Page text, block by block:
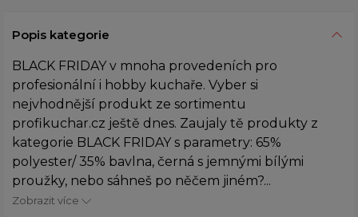
Popis kategorie
BLACK FRIDAY v mnoha provedeních pro
profesionální i hobby kuchaře. Vyber si
nejvhodnější produkt ze sortimentu
profikuchar.cz ještě dnes. Zaujaly tě produkty z
kategorie BLACK FRIDAY s parametry: 65%
polyester/ 35% bavlna, černá s jemnými bílými
proužky, nebo sáhneš po něčem jiném?...
Zobrazit více